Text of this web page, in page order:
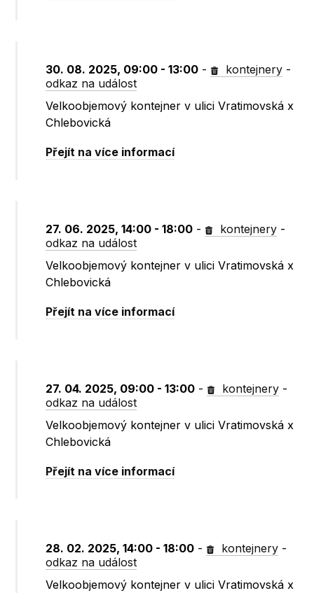
30. 08. 2025, 09:00 - 13:00 - kontejnery -
odkaz na událost
Velkoobjemový kontejner v ulici Vratimovská x
Chlebovická
Přejít na více informací
27. 06. 2025, 14:00 - 18:00 - kontejnery -
odkaz na událost
Velkoobjemový kontejner v ulici Vratimovská x
Chlebovická
Přejít na více informací
27. 04. 2025, 09:00 - 13:00 - kontejnery -
odkaz na událost
Velkoobjemový kontejner v ulici Vratimovská x
Chlebovická
Přejít na více informací
28. 02. 2025, 14:00 - 18:00 - kontejnery -
odkaz na událost
Velkoobjemový kontejner v ulici Vratimovská x